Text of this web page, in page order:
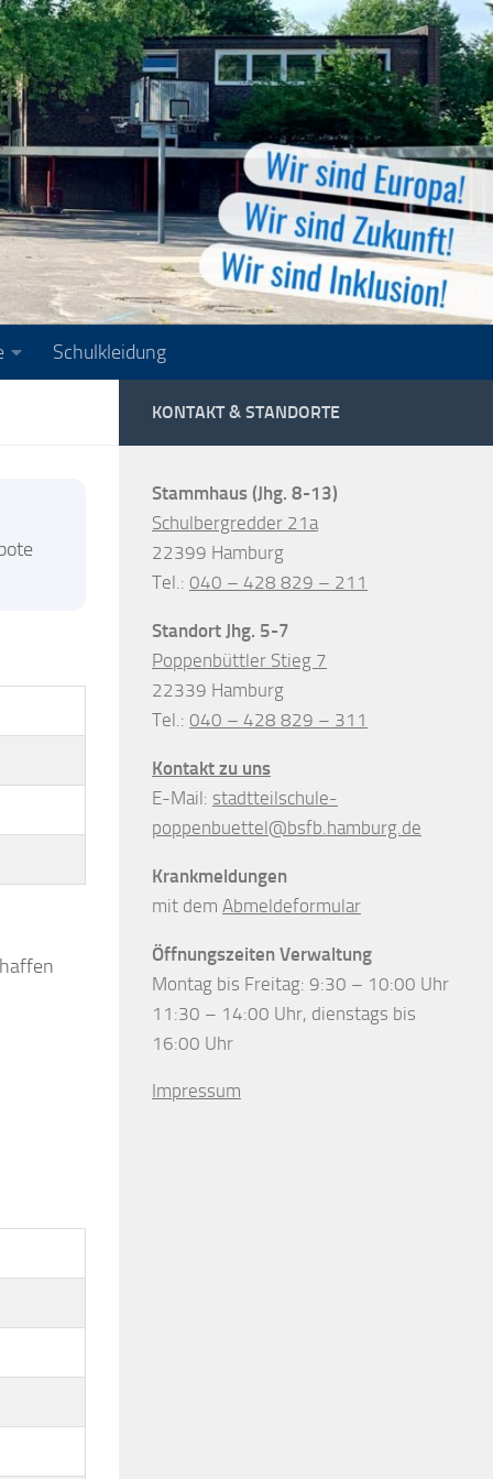
Schulkleidung
KONTAKT & STANDORTE
Stammhaus (Jhg. 8-13)
Schulbergredder 21a
22399 Hamburg
Tel.: 040 – 428 829 – 211
Standort Jhg. 5-7
Poppenbüttler Stieg 7
22339 Hamburg
Tel.: 040 – 428 829 – 311
Kontakt zu uns
E-Mail: stadtteilschule-
poppenbuettel@bsfb.hamburg.de
Krankmeldungen
mit dem Abmeldeformular
Öffnungszeiten Verwaltung
Montag bis Freitag: 9:30 – 10:00 Uhr
11:30 – 14:00 Uhr, dienstags bis
16:00 Uhr
Impressum